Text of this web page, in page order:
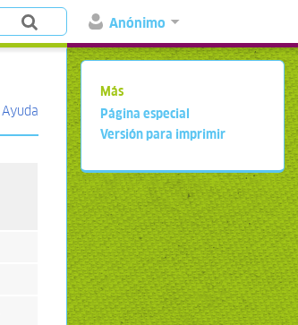
Anónimo
Ayuda
Más
Página especial
Versión para imprimir